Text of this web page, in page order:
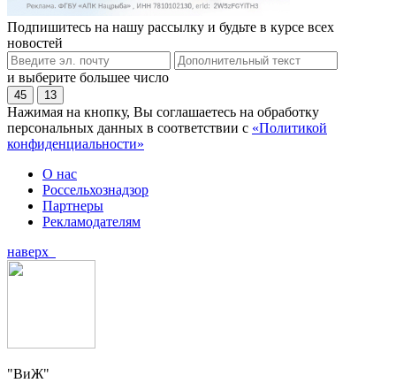
Подпишитесь на нашу рассылку и будьте в курсе всех
новостей
и выберите большее число
45 13
Нажимая на кнопку, Вы соглашаетесь на обработку
персональных данных в соответствии с «Политикой
конфиденциальности»
О нас
Россельхознадзор
Партнеры
Рекламодателям
наверх
"ВиЖ"